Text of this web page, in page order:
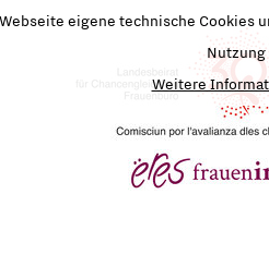
eigene technische
Nutzung
Weitere